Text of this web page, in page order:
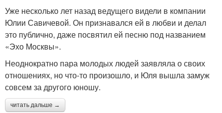
Уже несколько лет назад ведущего видели в компании
Юлии Савичевой. Он признавался ей в любви и делал
это публично, даже посвятил ей песню под названием
«Эхо Москвы».
Неоднократно пара молодых людей заявляла о своих
отношениях, но что-то произошло, и Юля вышла замуж
совсем за другого юношу.
читать дальше →